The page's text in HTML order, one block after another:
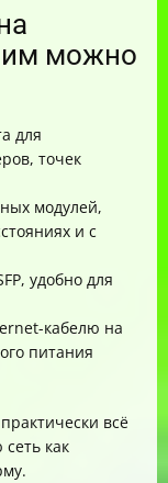
можно
для
точек
модулей,
и с
удобно для
кабелю на
питания
всё
как